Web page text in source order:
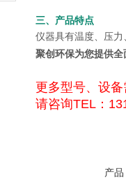
三、产品特点
仪器具有温度、压
聚创环保为您提供
更多型号、设
请咨询TEL：
产品